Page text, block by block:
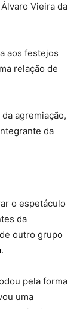
Álvaro Vieira da
aos festejos
relação de
agremiação,
da
o espetáculo
da
outro grupo
.
pela forma
uma